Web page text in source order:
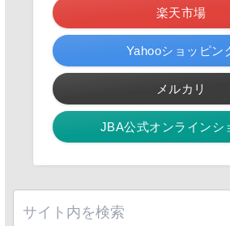
楽天市場
Yahooショッピン
メルカリ
JBA公式オンラインシ